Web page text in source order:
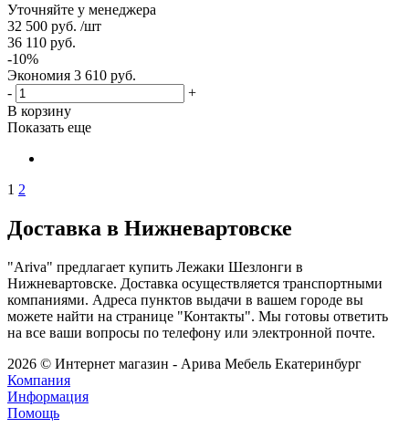
Уточняйте у менеджера
32 500 руб. /шт
36 110 руб.
-10%
Экономия 3 610 руб.
-
+
В корзину
Показать еще
1 2
Доставка в Нижневартовске
"Ariva" предлагает купить Лежаки Шезлонги в
Нижневартовске. Доставка осуществляется транспортными
компаниями. Адреса пунктов выдачи в вашем городе вы
можете найти на странице "Контакты". Мы готовы ответить
на все ваши вопросы по телефону или электронной почте.
2026 © Интернет магазин - Арива Мебель Екатеринбург
Компания
Информация
Помощь